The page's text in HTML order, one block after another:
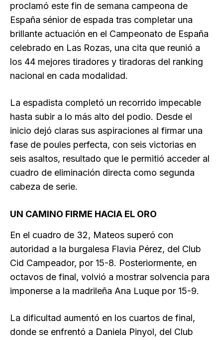
proclamó este fin de semana campeona de
España sénior de espada tras completar una
brillante actuación en el Campeonato de España
celebrado en Las Rozas, una cita que reunió a
los 44 mejores tiradores y tiradoras del ranking
nacional en cada modalidad.
La espadista completó un recorrido impecable
hasta subir a lo más alto del podio. Desde el
inicio dejó claras sus aspiraciones al firmar una
fase de poules perfecta, con seis victorias en
seis asaltos, resultado que le permitió acceder al
cuadro de eliminación directa como segunda
cabeza de serie.
UN CAMINO FIRME HACIA EL ORO
En el cuadro de 32, Mateos superó con
autoridad a la burgalesa Flavia Pérez, del Club
Cid Campeador, por 15-8. Posteriormente, en
octavos de final, volvió a mostrar solvencia para
imponerse a la madrileña Ana Luque por 15-9.
La dificultad aumentó en los cuartos de final,
donde se enfrentó a Daniela Pinyol, del Club